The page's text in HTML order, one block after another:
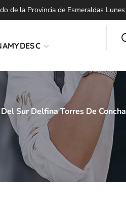
de la Provincia de Esmeraldas
Sur Delfina Torres De